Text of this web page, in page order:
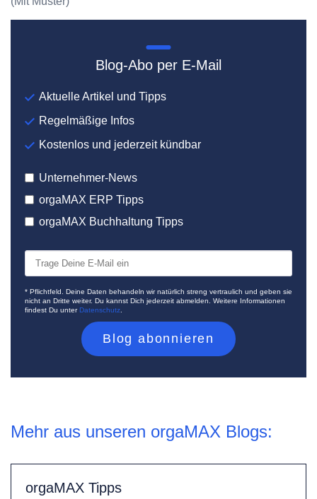
Blog-Abo per E-Mail
Aktuelle Artikel und Tipps
Regelmäßige Infos
Kostenlos und jederzeit kündbar
Unternehmer-News
orgaMAX ERP Tipps
orgaMAX Buchhaltung Tipps
* Pflichtfeld. Deine Daten behandeln wir natürlich streng vertraulich und geben sie
nicht an Dritte weiter. Du kannst Dich jederzeit abmelden. Weitere Informationen
findest Du unterDatenschutz
Mehr aus unseren orgaMAX Blogs:
orgaMAX Tipps